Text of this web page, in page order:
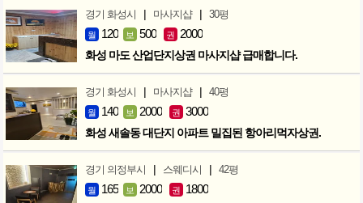
경기 화성시 | 마사지샵 | 30평
월 120 보 500 권 2000
화성 마도 산업단지상권 마사지샵 급매합니다.
경기 화성시 | 마사지샵 | 40평
월 140 보 2000 권 3000
화성 새솔동 대단지 아파트 밀집된 항아리먹자상권.
경기 의정부시 | 스웨디시 | 42평
월 165 보 2000 권 1800